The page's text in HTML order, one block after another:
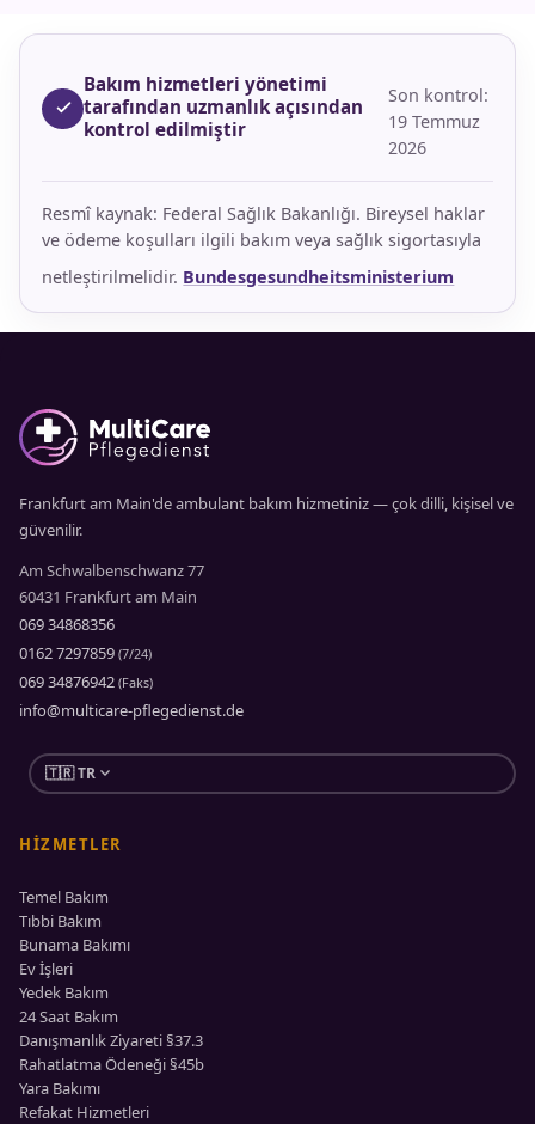
olduğunu Türkçe açıklıyoruz. Baskı yok,
yükümlülük yok.
Bakım hizmetleri yönetimi
tarafından uzmanlık açısından
kontrol edilmiştir
Son kontrol:
19 Temmuz
2026
Resmî kaynak: Federal Sağlık Bakanlığı. Bireysel haklar
ve ödeme koşulları ilgili bakım veya sağlık sigortasıyla
netleştirilmelidir. Bundesgesundheitsministerium
Frankfurt am Main'de ambulant bakım hizmetiniz — çok dilli, kişisel ve
güvenilir.
Am Schwalbenschwanz 77
60431 Frankfurt am Main
069 34868356
0162 7297859 (7/24)
069 34876942 (Faks)
info@multicare-pflegedienst.de
🇹🇷 TRexpand_more
HIZMETLER
Temel Bakım
Tıbbi Bakım
Bunama Bakımı
Ev İşleri
Yedek Bakım
24 Saat Bakım
Danışmanlık Ziyareti §37.3
Rahatlatma Ödeneği §45b
Yara Bakımı
Refakat Hizmetleri